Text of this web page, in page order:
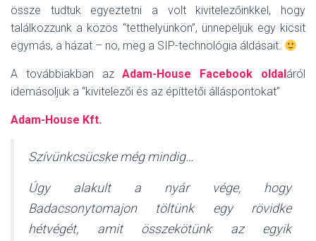
össze tudtuk egyeztetni a volt kivitelezőinkkel, hogy
találkozzunk a közös “tetthelyünkön”, ünnepeljük egy kicsit
egymás, a házat – no, meg a SIP-technológia áldásait.
A továbbiakban azAdam-House Facebook oldaláról
idemásoljuk a “kivitelezői és az építtetői álláspontokat”
Adam-House Kft.
Szívünkcsücske még mindig…
Úgy alakult a nyár vége, hogy
Badacsonytomajon töltünk egy rövidke
hétvégét, amit összekötünk az egyik